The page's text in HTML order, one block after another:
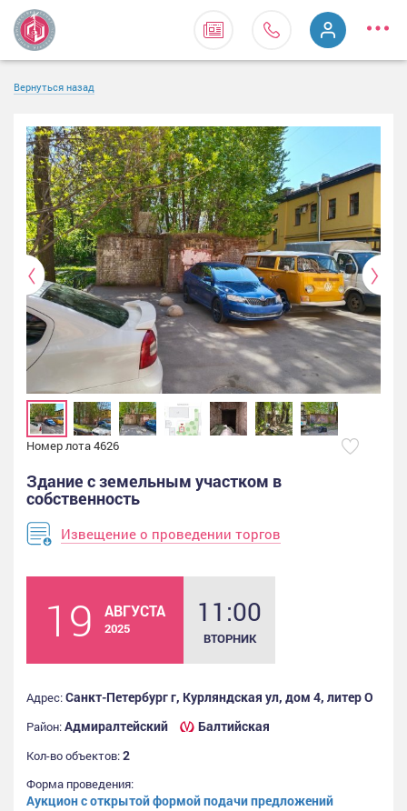
Вернуться назад
Номер лота 4626
Здание с земельным участком в
собственность
Извещение о проведении торгов
19 АВГУСТА
2025 11:00
ВТОРНИК
Адрес:Санкт-Петербург г, Курляндская ул, дом 4, литер О
Район:Адмиралтейский Балтийская
Кол-во объектов:2
Форма проведения:
Аукцион с открытой формой подачи предложений